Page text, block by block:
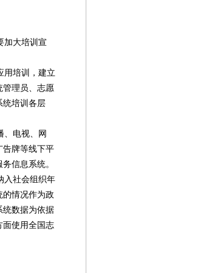
加大培训宣
用培训，建立
管理员、志愿
统培训各层
电视、网
告牌等线下平
信息系统。
入社会组织年
的情况作为政
统数据为依据
面使用全国志